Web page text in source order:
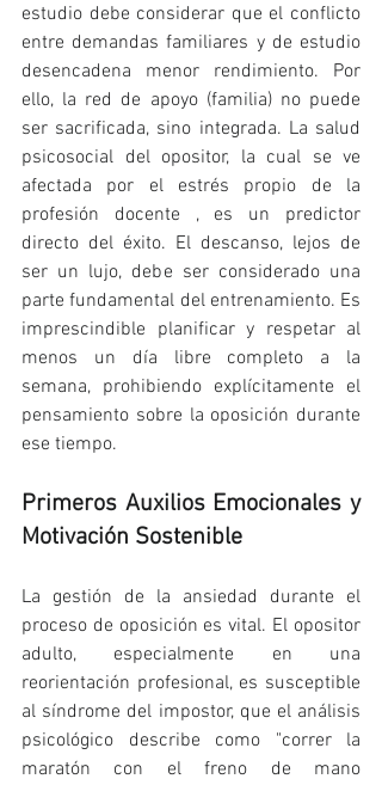
estudio debe considerar que el conflicto
entre demandas familiares y de estudio
desencadena menor rendimiento. Por
ello, la red de apoyo (familia) no puede
ser sacrificada, sino integrada. La salud
psicosocial del opositor, la cual se ve
afectada por el estrés propio de la
profesión docente , es un predictor
directo del éxito. El descanso, lejos de
ser un lujo, debe ser considerado una
parte fundamental del entrenamiento. Es
imprescindible planificar y respetar al
menos un día libre completo a la
semana, prohibiendo explícitamente el
pensamiento sobre la oposición durante
ese tiempo.
Primeros Auxilios Emocionales y
Motivación Sostenible
La gestión de la ansiedad durante el
proceso de oposición es vital. El opositor
adulto, especialmente en una
reorientación profesional, es susceptible
al síndrome del impostor, que el análisis
psicológico describe como "correr la
maratón con el freno de mano